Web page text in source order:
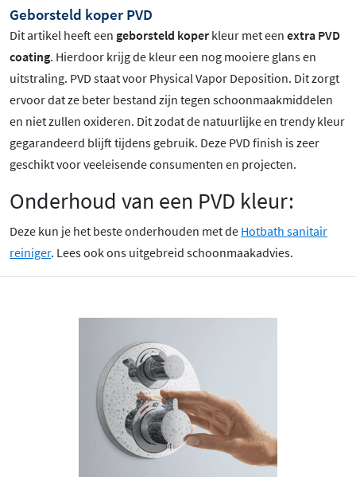
Geborsteld koper PVD
Dit artikel heeft een geborsteld koper kleur met een extra PVD
coating. Hierdoor krijg de kleur een nog mooiere glans en
uitstraling. PVD staat voor Physical Vapor Deposition. Dit zorgt
ervoor dat ze beter bestand zijn tegen schoonmaakmiddelen
en niet zullen oxideren. Dit zodat de natuurlijke en trendy kleur
gegarandeerd blijft tijdens gebruik. Deze PVD finish is zeer
geschikt voor veeleisende consumenten en projecten.
Onderhoud van een PVD kleur:
Deze kun je het beste onderhouden met de Hotbath sanitair
reiniger. Lees ook ons uitgebreid schoonmaakadvies.